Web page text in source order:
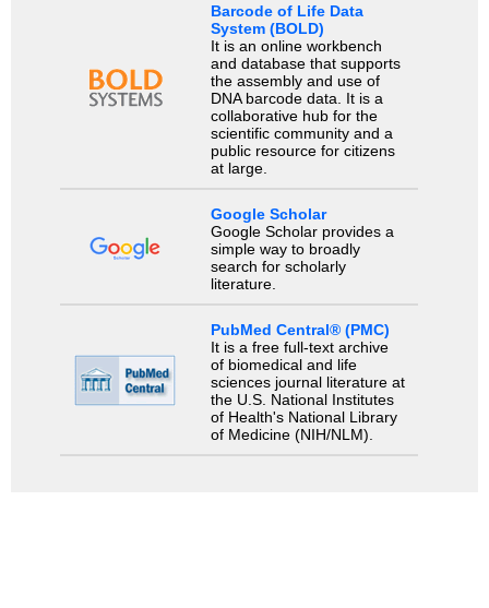
Barcode of Life Data
System (BOLD)
It is an online workbench
and database that supports
the assembly and use of
DNA barcode data. It is a
collaborative hub for the
scientific community and a
public resource for citizens
at large.
Google Scholar
Google Scholar provides a
simple way to broadly
search for scholarly
literature.
PubMed Central® (PMC)
It is a free full-text archive
of biomedical and life
sciences journal literature at
the U.S. National Institutes
of Health's National Library
of Medicine (NIH/NLM).